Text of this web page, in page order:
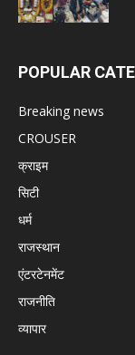
POPULAR
Breaking news
CROUSER
क्राइम
सिटी
धर्म
राजस्थान
एंटरटेनमेंट
राजनीति
व्यापार